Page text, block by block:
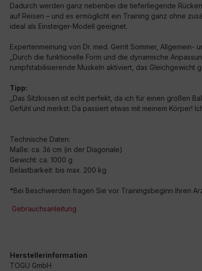
Dadurch werden ganz nebenbei die tieferliegende
auf Reisen – und es ermöglicht ein Training ganz ohne
ideal als Einsteiger-Modell geeignet.
Expertenmeinung von Dr. med. Gerrit Sommer,
„Durch die funktionelle Form und die dynamische
rumpfstabilisierende Muskeln aktiviert, das Gleichgewicht
Tipp:
„Das Sitzkissen ist echt perfekt, da ich für einen großen
Gefühl und merkst: Da passiert etwas mit meinem Körper!
Technische Daten:
Maße: ca. 36 cm (in der Diagonale)
Gewicht: ca. 1000 g
Belastbarkeit: bis max. 200 kg
*Bei Beschwerden fragen Sie vor Trainingsbeginn Ihren
Gebrauchsanleitung
Herstellerinformation
TOGU GmbH